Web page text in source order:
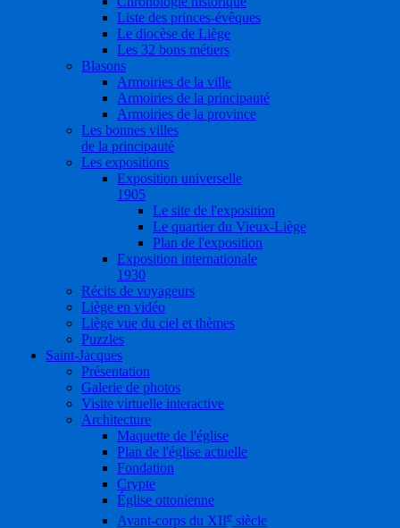
Liste des princes-évêques
Le diocèse de Liège
Les 32 bons métiers
Blasons
Armoiries de la ville
Armoiries de la principauté
Armoiries de la province
Les bonnes villes
de la principauté
Les expositions
Exposition universelle
1905
Le site de l'exposition
Le quartier du Vieux-Liège
Plan de l'exposition
Exposition internationale
1930
Récits de voyageurs
Liège en vidéo
Liège vue du ciel et thèmes
Puzzles
Saint-Jacques
Présentation
Galerie de photos
Visite virtuelle interactive
Architecture
Maquette de l'église
Plan de l'église actuelle
Fondation
Crypte
Église ottonienne
Avant-corps du XIIe siècle